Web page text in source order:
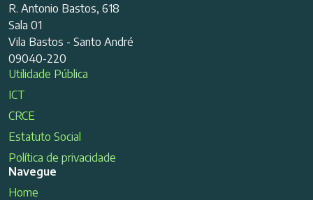
R. Antonio Bastos, 618
Sala 01
Vila Bastos - Santo André
09040-220
Utilidade Pública
ICT
CRCE
Estatuto Social
Política de privacidade
Navegue
Home